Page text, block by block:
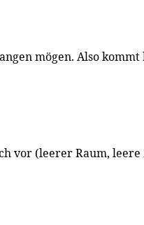
mögen. Also
vor (leerer Raum, leere